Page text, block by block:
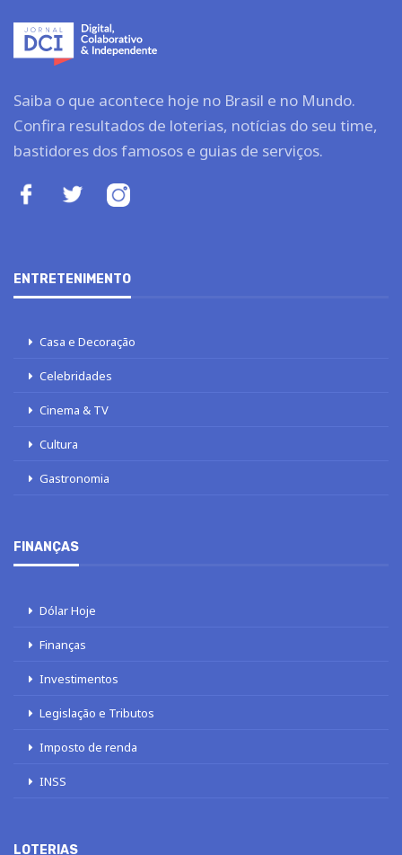
Saiba o que acontece hoje no Brasil e no Mundo.
Confira resultados de loterias, notícias do seu time,
bastidores dos famosos e guias de serviços.
ENTRETENIMENTO
Casa e Decoração
Celebridades
Cinema & TV
Cultura
Gastronomia
FINANÇAS
Dólar Hoje
Finanças
Investimentos
Legislação e Tributos
Imposto de renda
INSS
LOTERIAS